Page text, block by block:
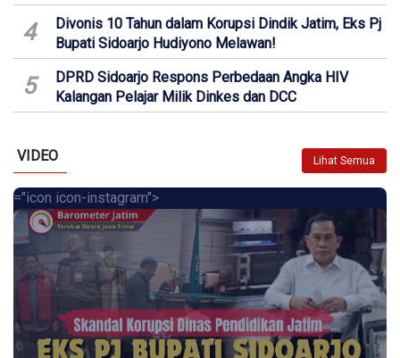
4
Divonis 10 Tahun dalam Korupsi Dindik Jatim, Eks Pj
Bupati Sidoarjo Hudiyono Melawan!
5
DPRD Sidoarjo Respons Perbedaan Angka HIV
Kalangan Pelajar Milik Dinkes dan DCC
VIDEO Lihat Semua
="icon icon-instagram">